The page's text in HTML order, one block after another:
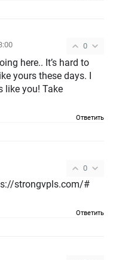
0
here.. It’s hard to
yours these days. I
like you! Take
Ответить
0
strongvpls.com/#
Ответить